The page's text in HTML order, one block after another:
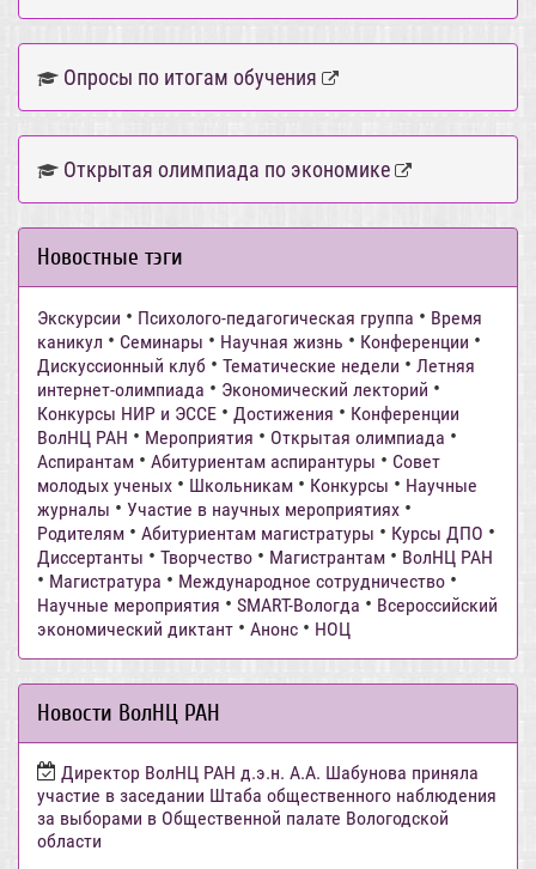
Опросы по итогам обучения
Открытая олимпиада по экономике
Новостные тэги
Экскурсии • Психолого-педагогическая группа • Время
каникул • Семинары • Научная жизнь • Конференции •
Дискуссионный клуб • Тематические недели • Летняя
интернет-олимпиада • Экономический лекторий •
Конкурсы НИР и ЭССЕ • Достижения • Конференции
ВолНЦ РАН • Мероприятия • Открытая олимпиада •
Аспирантам • Абитуриентам аспирантуры • Совет
молодых ученых • Школьникам • Конкурсы • Научные
журналы • Участие в научных мероприятиях •
Родителям • Абитуриентам магистратуры • Курсы ДПО •
Диссертанты • Творчество • Магистрантам • ВолНЦ РАН
• Магистратура • Международное сотрудничество •
Научные мероприятия • SMART-Вологда • Всероссийский
экономический диктант • Анонс • НОЦ
Новости ВолНЦ РАН
Директор ВолНЦ РАН д.э.н. А.А. Шабунова приняла
участие в заседании Штаба общественного наблюдения
за выборами в Общественной палате Вологодской
области